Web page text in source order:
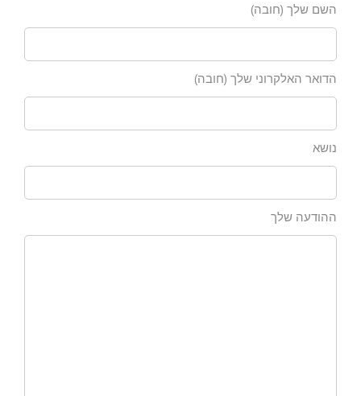
השם שלך (חובה)
הדואר האלקרוני שלך (חובה)
נושא
ההודעה שלך